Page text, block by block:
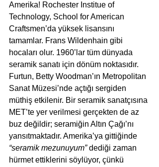
Amerika! Rochester Institue of
Technology, School for American
Craftsmen’da yüksek lisansını
tamamlar. Frans Wildenhain gibi
hocaları olur. 1960’lar tüm dünyada
seramik sanatı için dönüm noktasıdır.
Furtun, Betty Woodman’ın Metropolitan
Sanat Müzesi’nde açtığı sergiden
müthiş etkilenir. Bir seramik sanatçısına
MET’te yer verilmesi gerçekten de az
buz değildir; seramiğin Altın Çağı’nı
yansıtmaktadır. Amerika’ya gittiğinde
“seramik mezunuyum” dediği zaman
hürmet ettiklerini söylüyor, çünkü